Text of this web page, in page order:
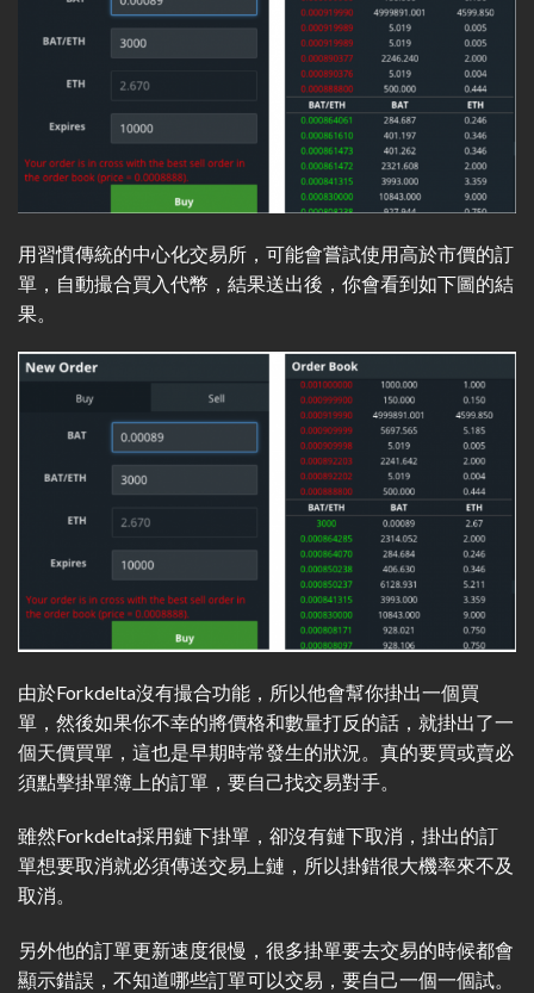
用習慣傳統的中心化交易所，可能會嘗試使用高於市價的訂
單，自動撮合買入代幣，結果送出後，你會看到如下圖的結
果。
由於Forkdelta沒有撮合功能，所以他會幫你掛出一個買
單，然後如果你不幸的將價格和數量打反的話，就掛出了一
個天價買單，這也是早期時常發生的狀況。真的要買或賣必
須點擊掛單簿上的訂單，要自己找交易對手。
雖然Forkdelta採用鏈下掛單，卻沒有鏈下取消，掛出的訂
單想要取消就必須傳送交易上鏈，所以掛錯很大機率來不及
取消。
另外他的訂單更新速度很慢，很多掛單要去交易的時候都會
顯示錯誤，不知道哪些訂單可以交易，要自己一個一個試。